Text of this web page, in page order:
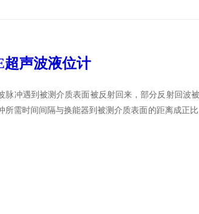
声波液位计
脉冲遇到被测介质表面被反射回来，部分反射回波
需时间间隔与换能器到被测介质表面的距离成正